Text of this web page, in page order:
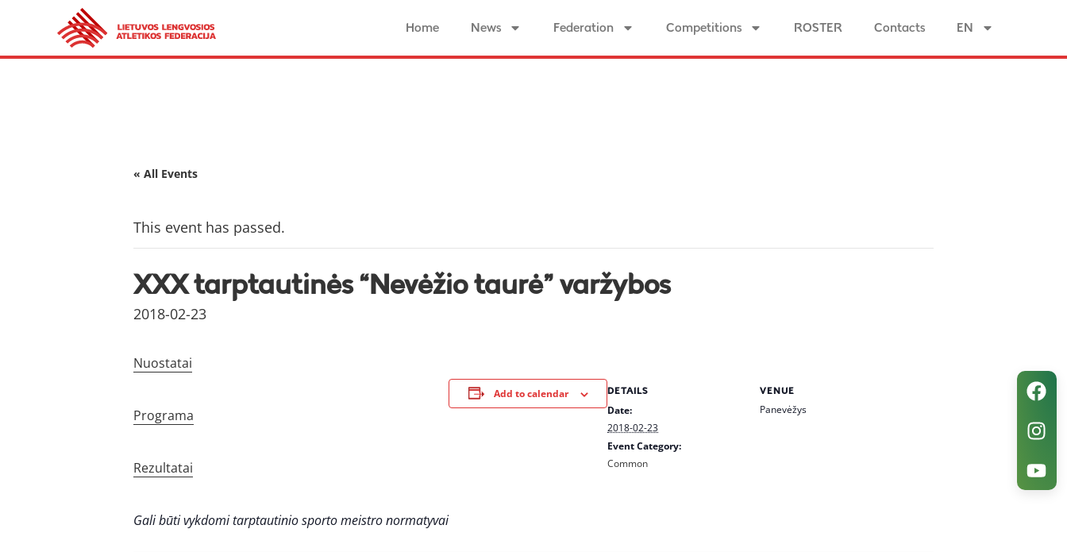
Home News Federation Competitions ROSTER Contacts EN
« All Events
This event has passed.
XXX tarptautinės “Nevėžio taurė” varžybos
2018-02-23
Nuostatai
Programa
Rezultatai
Gali būti vykdomi tarptautinio sporto meistro normatyvai
Add to calendar DETAILS
Date:
2018-02-23
Event Category:
Common
VENUE
Panevėžys